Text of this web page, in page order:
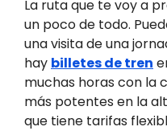
La ruta que te voy a
un poco de todo.
una visita de una
hay billetes de tren
muchas horas con la
más potentes en la
que tiene tarifas